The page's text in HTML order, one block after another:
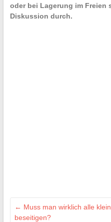
oder bei Lagerung im Freien
Diskussion durch.
← Muss man wirklich alle
beseitigen?